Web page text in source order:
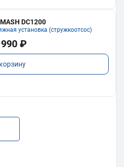
DC1200
установка (стружкоотсос)
₽